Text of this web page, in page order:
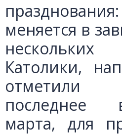
меняется в
Католики,
последнее
марта, для